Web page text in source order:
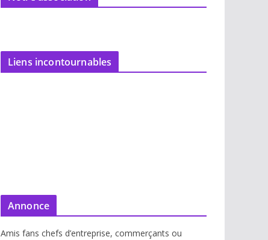
Liens incontournables
Annonce
Amis fans chefs d’entreprise, commerçants ou